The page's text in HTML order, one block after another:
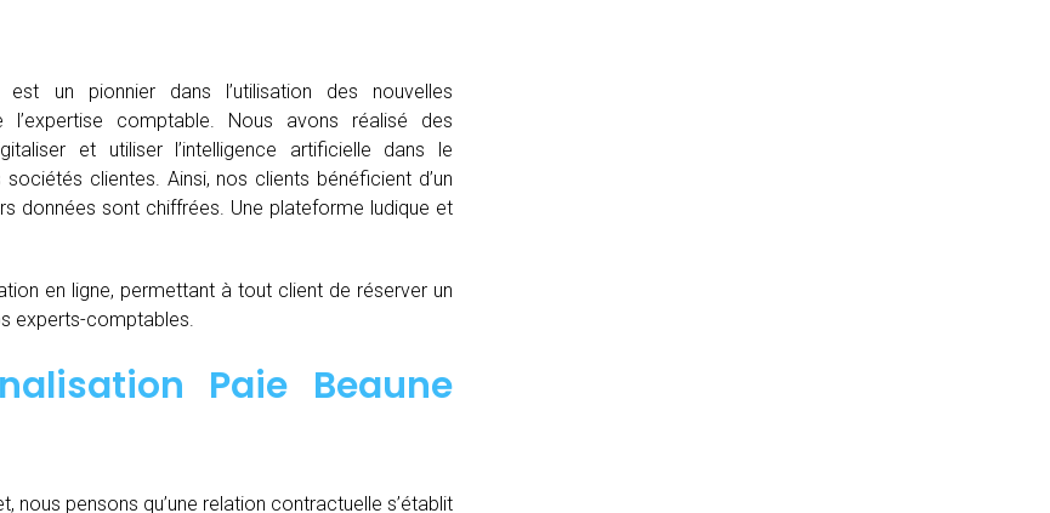
est un pionnier dans l’utilisation des nouvelles
comptable. Nous avons réalisé des
et utiliser l’intelligence artificielle dans le
clientes. Ainsi, nos clients bénéficient d’un
données sont chiffrées. Une plateforme ludique et
en ligne, permettant à tout client de réserver un
experts-comptables.
Paie Beaune
pensons qu’une relation contractuelle s’établit